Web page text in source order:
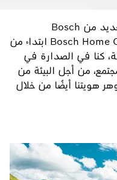
نحن فخورون بالإعلان عن اسمنا الجديد من Bosch
Thermotechnology إلى Bosch Home Comfort ابتداء من
كنا في الصدارة في
من أجل البيئة من
هويتنا أيضًا من خلال